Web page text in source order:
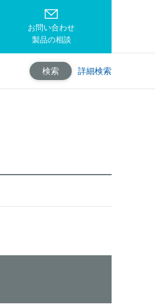
お問い合わせ
製品の相談
検索 詳細検索